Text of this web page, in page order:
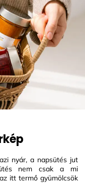
nyár, a napsütés jut
nem csak a mi
itt termő gyümölcsök